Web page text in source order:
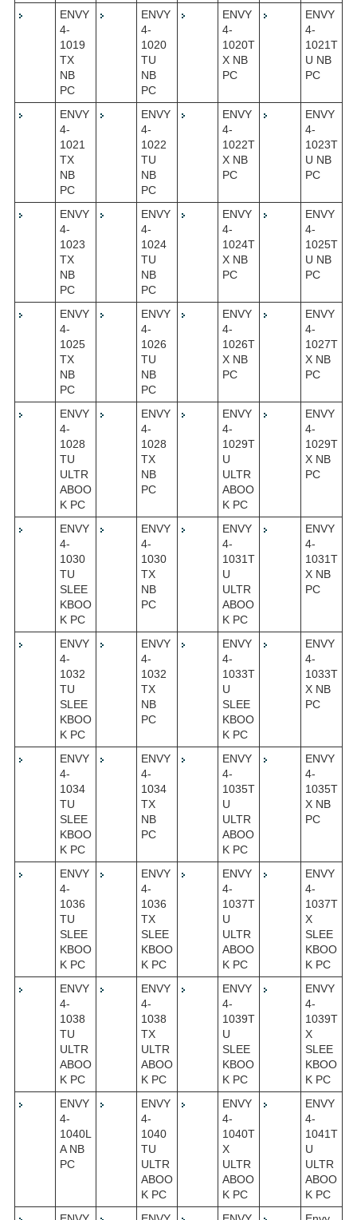
ENVY
4-
1019
TX
NB
PC
ENVY
4-
1020
TU
NB
PC
ENVY
4-
1020T
X NB
PC
ENVY
4-
1021T
U NB
PC
ENVY
4-
1021
TX
NB
PC
ENVY
4-
1022
TU
NB
PC
ENVY
4-
1022T
X NB
PC
ENVY
4-
1023T
U NB
PC
ENVY
4-
1023
TX
NB
PC
ENVY
4-
1024
TU
NB
PC
ENVY
4-
1024T
X NB
PC
ENVY
4-
1025T
U NB
PC
ENVY
4-
1025
TX
NB
PC
ENVY
4-
1026
TU
NB
PC
ENVY
4-
1026T
X NB
PC
ENVY
4-
1027T
X NB
PC
ENVY
4-
1028
TU
ULTR
ABOO
K PC
ENVY
4-
1028
TX
NB
PC
ENVY
4-
1029T
U
ULTR
ABOO
K PC
ENVY
4-
1029T
X NB
PC
ENVY
4-
1030
TU
SLEE
KBOO
K PC
ENVY
4-
1030
TX
NB
PC
ENVY
4-
1031T
U
ULTR
ABOO
K PC
ENVY
4-
1031T
X NB
PC
ENVY
4-
1032
TU
SLEE
KBOO
K PC
ENVY
4-
1032
TX
NB
PC
ENVY
4-
1033T
U
SLEE
KBOO
K PC
ENVY
4-
1033T
X NB
PC
ENVY
4-
1034
TU
SLEE
KBOO
K PC
ENVY
4-
1034
TX
NB
PC
ENVY
4-
1035T
U
ULTR
ABOO
K PC
ENVY
4-
1035T
X NB
PC
ENVY
4-
1036
TU
SLEE
KBOO
K PC
ENVY
4-
1036
TX
SLEE
KBOO
K PC
ENVY
4-
1037T
U
ULTR
ABOO
K PC
ENVY
4-
1037T
X
SLEE
KBOO
K PC
ENVY
4-
1038
TU
ULTR
ABOO
K PC
ENVY
4-
1038
TX
ULTR
ABOO
K PC
ENVY
4-
1039T
U
SLEE
KBOO
K PC
ENVY
4-
1039T
X
SLEE
KBOO
K PC
ENVY
4-
1040L
A NB
PC
ENVY
4-
1040
TU
ULTR
ABOO
K PC
ENVY
4-
1040T
X
ULTR
ABOO
K PC
ENVY
4-
1041T
U
ULTR
ABOO
K PC